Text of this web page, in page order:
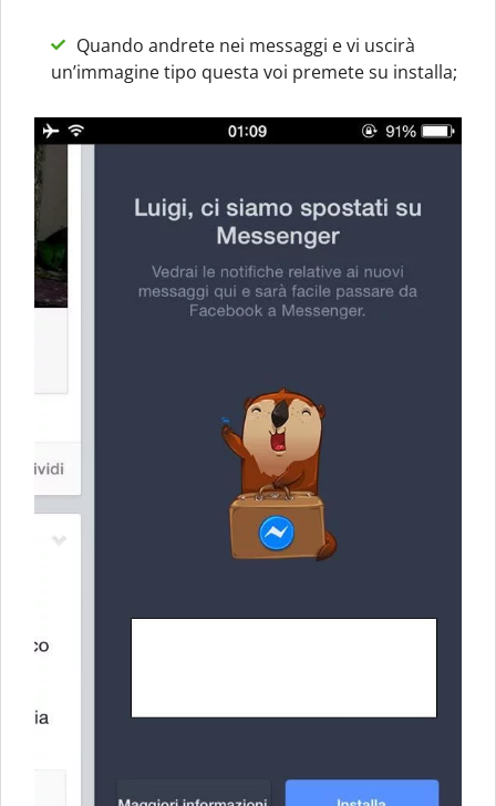
Quando andrete nei messaggi e vi uscirà
un’immagine tipo questa voi premete su installa;